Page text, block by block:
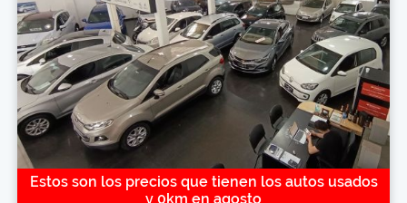
Estos son los precios que tienen los autos usados
y 0km en agosto